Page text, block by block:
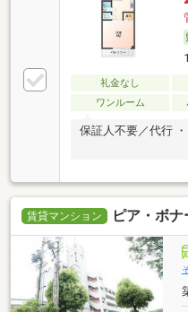
礼金なし
ワンルーム
保証人不要／代行
賃貸マンション ピア・ボナ